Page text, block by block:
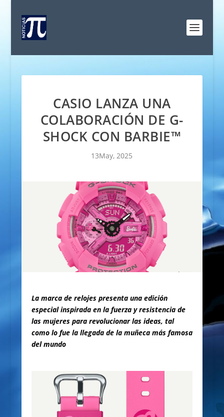
CASIO LANZA UNA
COLABORACIÓN DE G-
SHOCK CON BARBIE™
13May, 2025
La marca de relojes presenta una edición
especial inspirada en la fuerza y resistencia de
las mujeres para revolucionar las ideas, tal
como lo fue la llegada de la muñeca más famosa
del mundo